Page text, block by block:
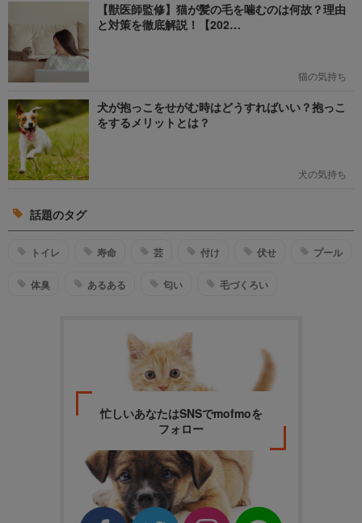
【獣医師監修】猫が髪の毛を噛むのは何故？理由
と対策を徹底解説！【202…
猫の気持ち
犬が抱っこをせがむ時はどうすればいい？抱っこ
をするメリットとは？
犬の気持ち
話題のタグ
トイレ 寿命 芸 付け 伏せ プール
体臭 あるある 匂い 毛づくろい
忙しいあなたはSNSでmofmoを
フォロー